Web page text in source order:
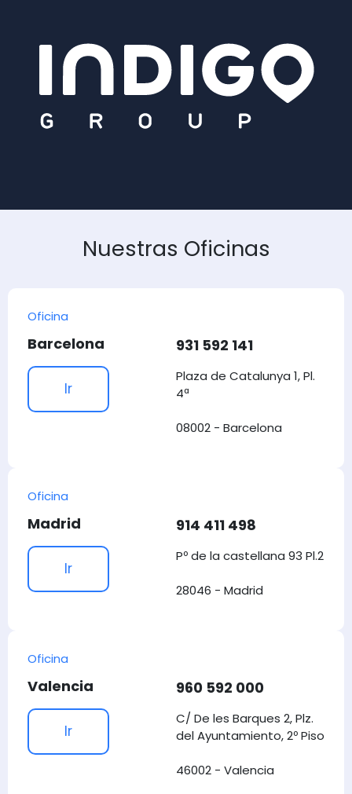
Nuestras Oficinas
Oficina
Barcelona
Ir
931 592 141
Plaza de Catalunya 1, Pl.
4ª
08002 - Barcelona
Oficina
Madrid
Ir
914 411 498
Pº de la castellana 93 Pl.2
28046 - Madrid
Oficina
Valencia
Ir
960 592 000
C/ De les Barques 2, Plz.
del Ayuntamiento, 2º Piso
46002 - Valencia